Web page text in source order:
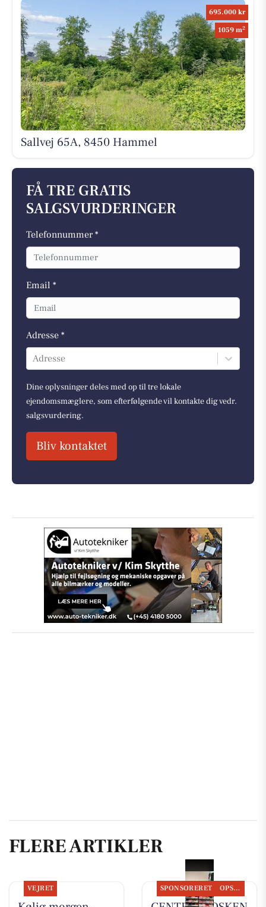
695.000 kr
1059 m2
Sallvej 65A, 8450 Hammel
FÅ TRE GRATIS
SALGSVURDERINGER
Telefonnummer *
Email *
Adresse *
Adresse
Dine oplysninger deles med op til tre lokale
ejendomsmæglere, som efterfølgende vil kontakte dig vedr.
salgsvurdering.
Bliv kontaktet
FLERE ARTIKLER
VEJRET SPONSORERET OPSLAGSTAVLEN